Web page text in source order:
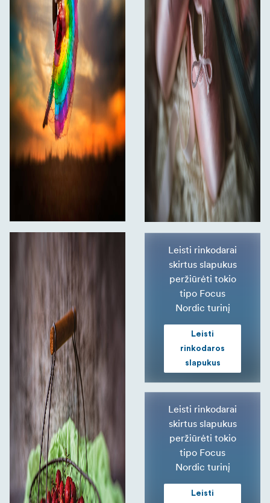
Leisti rinkodarai
skirtus slapukus
peržiūrėti tokio
tipo Focus
Nordic turinį
Leisti
rinkodaros
slapukus
Leisti rinkodarai
skirtus slapukus
peržiūrėti tokio
tipo Focus
Nordic turinį
Leisti